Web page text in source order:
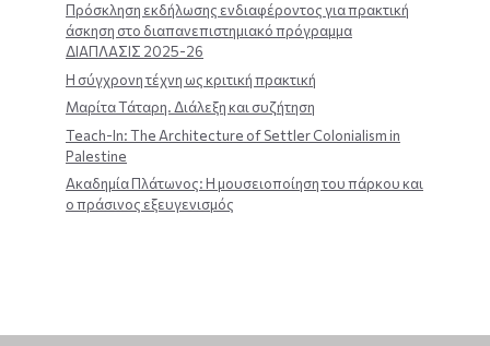
Πρόσκληση εκδήλωσης ενδιαφέροντος για πρακτική
άσκηση στο διαπανεπιστημιακό πρόγραμμα
ΔΙΑΠΛΑΣΙΣ 2025-26
Η σύγχρονη τέχνη ως κριτική πρακτική
Μαρίτα Τάταρη. Διάλεξη και συζήτηση
Teach-In: The Architecture of Settler Colonialism in
Palestine
Ακαδημία Πλάτωνος: Η μουσειοποίηση του πάρκου και
ο πράσινος εξευγενισμός